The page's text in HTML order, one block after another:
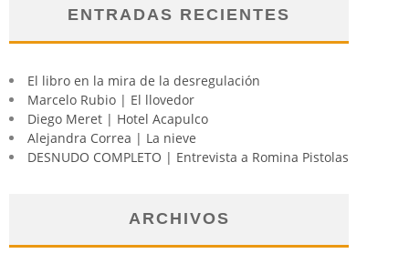
ENTRADAS RECIENTES
El libro en la mira de la desregulación
Marcelo Rubio | El llovedor
Diego Meret | Hotel Acapulco
Alejandra Correa | La nieve
DESNUDO COMPLETO | Entrevista a Romina Pistolas
ARCHIVOS